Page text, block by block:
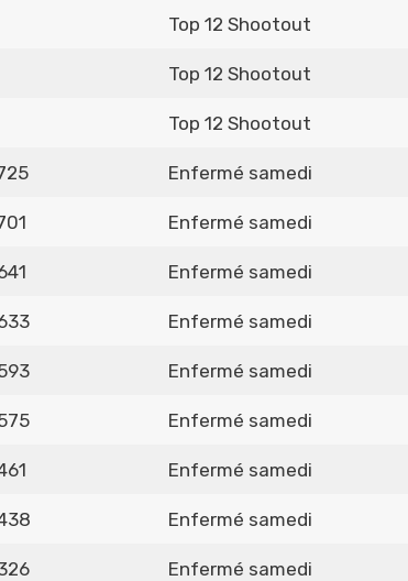
Top 12 Shootout
Top 12 Shootout
Top 12 Shootout
Enfermé samedi
Enfermé samedi
Enfermé samedi
Enfermé samedi
Enfermé samedi
Enfermé samedi
Enfermé samedi
Enfermé samedi
Enfermé samedi